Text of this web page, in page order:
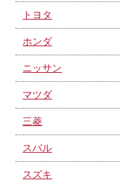
トヨタ
ホンダ
ニッサン
マツダ
三菱
スバル
スズキ